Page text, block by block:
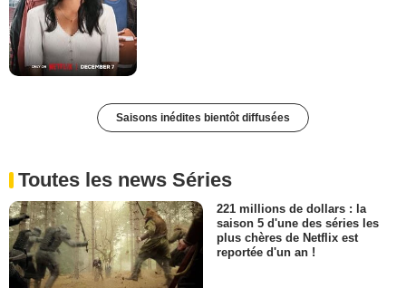
Saisons inédites bientôt diffusées
Toutes les news Séries
221 millions de dollars : la
saison 5 d'une des séries les
plus chères de Netflix est
reportée d'un an !